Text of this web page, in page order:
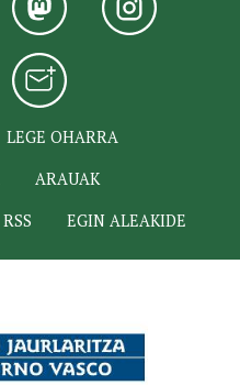
LEGE OHARRA
ARAUAK
RSS EGIN ALEAKIDE